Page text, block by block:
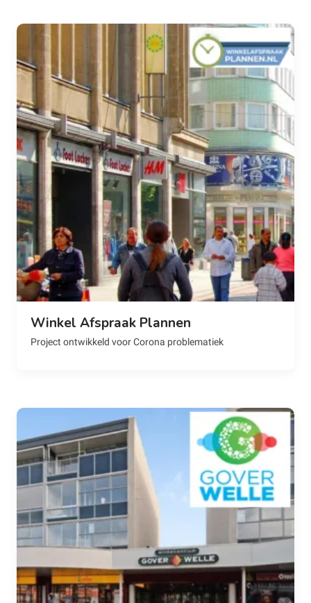
Winkel Afspraak Plannen
Project ontwikkeld voor Corona problematiek